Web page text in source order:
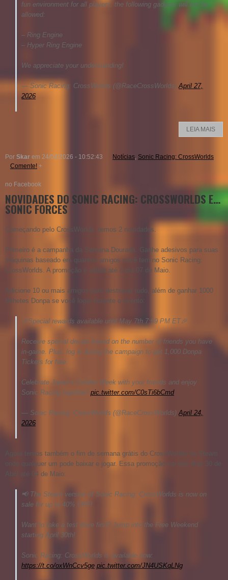
fun environment for all players, the following gadgets will not be
allowed:
– Ring Engine
– Hyper Ring Engine
We appreciate your understanding!
— Sonic Racing: CrossWorlds (@RaceCrossWorlds)April 27,
2026
LEIA MAIS
Por Skar em 24/04/2026 - 10:52:43 Notícias, Sonic Racing: CrossWorlds
Comente! +
no Facebook
NOVIDADES DO SONIC RACING: CROSSWORLDS E…
SONIC FORCES
Começando pelo CrossWorlds, temos 2 novidades.
Primeiro é a campanha da Semana Dourada. Ganhe adesivos para suas
máquinas baseado em quantos amigos você tem no Sonic Racing:
CrossWorlds. A promoção é válida até o dia 07 de Maio.
Adicione 10 ou mais amigos para destravar tudo, além de ganhar 1000
Bilhetes Donpa se você logar durante o evento:
🎉Special rewards available until May 7th 7:59 PM ET🎉
Receive special decals based on the number of friends you have
in-game. Plus, log in during the campaign to get 1,000 Donpa
Tickets for free.
Celebrate Japan’s Golden Week with your friends and enjoy
Sonic Racing together! pic.twitter.com/C0sTi6bCmd
— Sonic Racing: CrossWorlds (@RaceCrossWorlds)April 24,
2026
Agora temos também o fim de semana grátis do CrossWorlds na Steam
onde qualquer um pode baixar e jogar. Essa promoção vai dos dias 30 de
Abril até 04 de Maio:
📢 The Steam version of Sonic Racing: CrossWorlds is now on
sale for up to 40% OFF!
Want to take a test drive first? Jump into the Free Weekend
starting April 30th!
Sonic Racing: CrossWorlds is available now:
https://t.co/oxWnCcv5ge pic.twitter.com/JN4USKqLNg